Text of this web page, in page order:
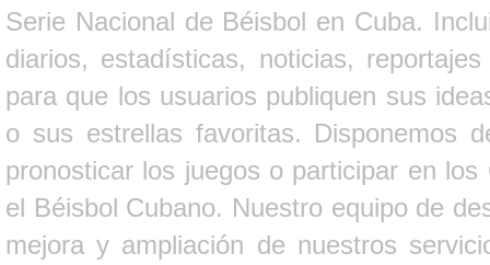
Serie Nacional de Béisbol en Cuba.
diarios, estadísticas, noticias,
para que los usuarios publiquen sus
o sus estrellas favoritas. Disponemos
pronosticar los juegos o participar en
el Béisbol Cubano. Nuestro equipo de
mejora y ampliación de nuestros